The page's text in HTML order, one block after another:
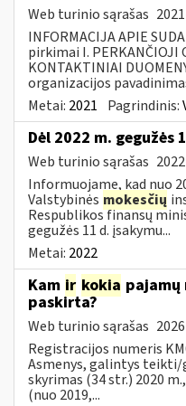
Web turinio sąrašas
INFORMACIJA APIE
pirkimai I. PERKANČIOJI
KONTAKTINIAI
organizacijos
Metai: 2021 Pagrindinis:
Dėl 2022 m. gegužės
Web turinio sąrašas
Informuojame, kad nuo
Valstybinės mokesčių
Respublikos finansų
gegužės 11 d. įsakymu...
Metai: 2022
Kam ir kokia pajamų
paskirta?
Web turinio sąrašas
Registracijos numeris
Asmenys, galintys teikti/
skyrimas (34 str.) 2020
(nuo 2019,...